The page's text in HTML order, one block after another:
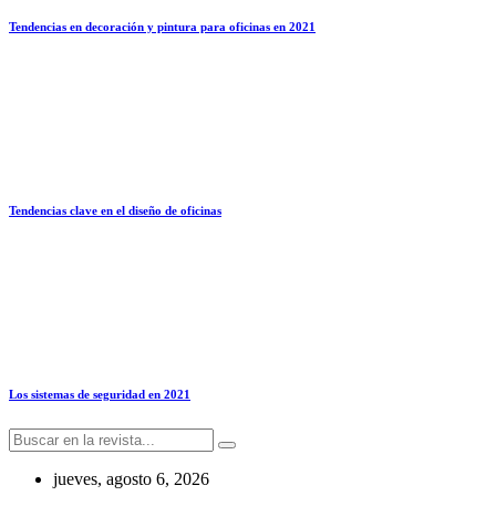
Tendencias en decoración y pintura para oficinas en 2021
Tendencias clave en el diseño de oficinas
Los sistemas de seguridad en 2021
jueves, agosto 6, 2026